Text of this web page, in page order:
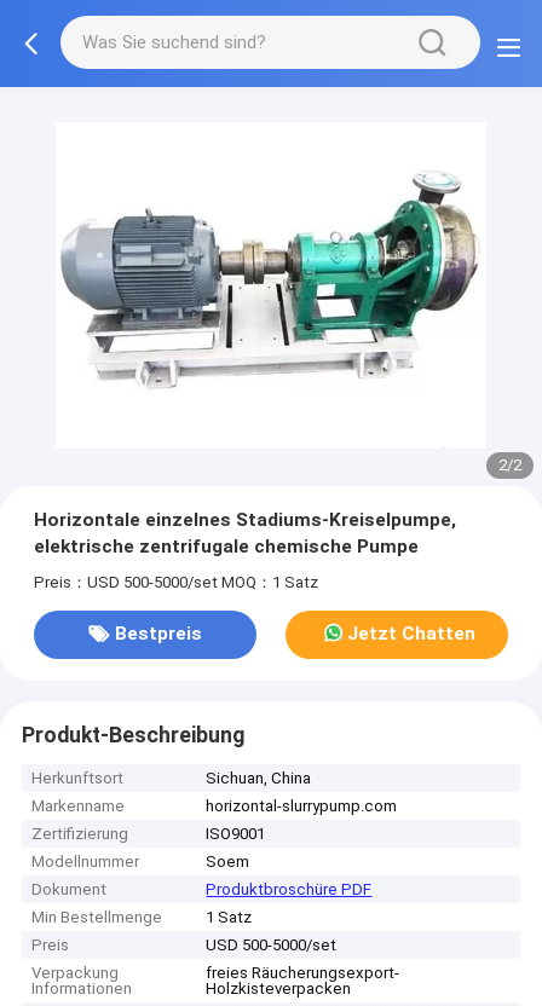
2/2
Horizontale einzelnes Stadiums-Kreiselpumpe,
elektrische zentrifugale chemische Pumpe
Preis：USD 500-5000/set MOQ：1 Satz
Bestpreis Jetzt Chatten
Produkt-Beschreibung
Herkunftsort
Sichuan, China
Markenname
horizontal-slurrypump.com
Zertifizierung
ISO9001
Modellnummer
Soem
Dokument
Produktbroschüre PDF
Min Bestellmenge
1 Satz
Preis
USD 500-5000/set
Verpackung
Informationen
freies Räucherungsexport-
Holzkisteverpacken